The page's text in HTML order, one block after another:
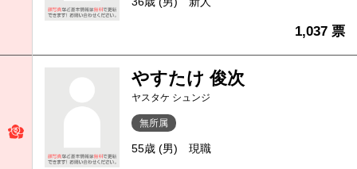
1,037 票
やすたけ 俊次
ヤスタケ シュンジ
無所属
55歳 (男) 現職